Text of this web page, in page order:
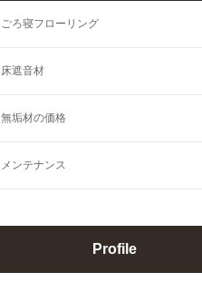
ごろ寝フローリング
床遮音材
無垢材の価格
メンテナンス
Profile